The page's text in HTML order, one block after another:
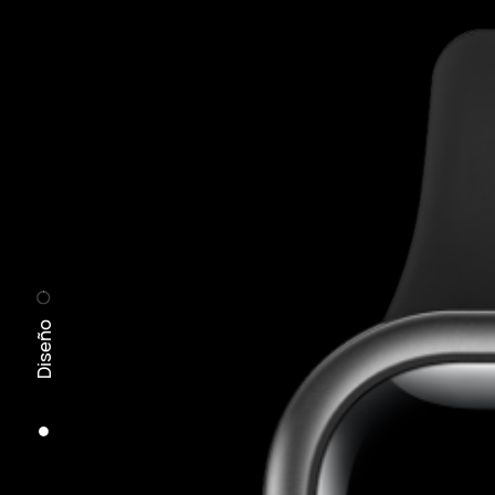
Diseño
Pantalla de
1.64 pulgadas